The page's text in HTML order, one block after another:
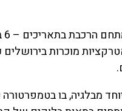
מוכרות